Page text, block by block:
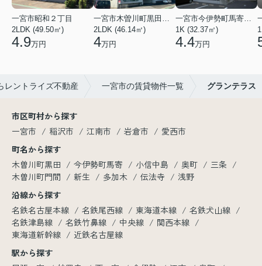
一宮市昭和２丁目
2LDK (49.50㎡)
4.9万円
一宮市木曽川町黒田五ノ通り
2LDK (46.14㎡)
4万円
一宮市今伊勢町馬寄字福塚前
1K (32.37㎡)
4.4万円
レントライズ不動産 一宮市の賃貸物件一覧 グランテラス
市区町村から探す
一宮市
稲沢市 江南市 岩倉市
愛西市
町名から探す
木曽川町黒田
今伊勢町馬寄 小信中島 奥町
三条
木曽川町門間
新生 多加木 伝法寺
浅野
沿線から探す
名鉄名古屋本線
名鉄尾西線 東海道本線
名鉄犬山線
名鉄津島線
名鉄竹鼻線 中央線
関西本線
東海道新幹線
近鉄名古屋線
駅から探す